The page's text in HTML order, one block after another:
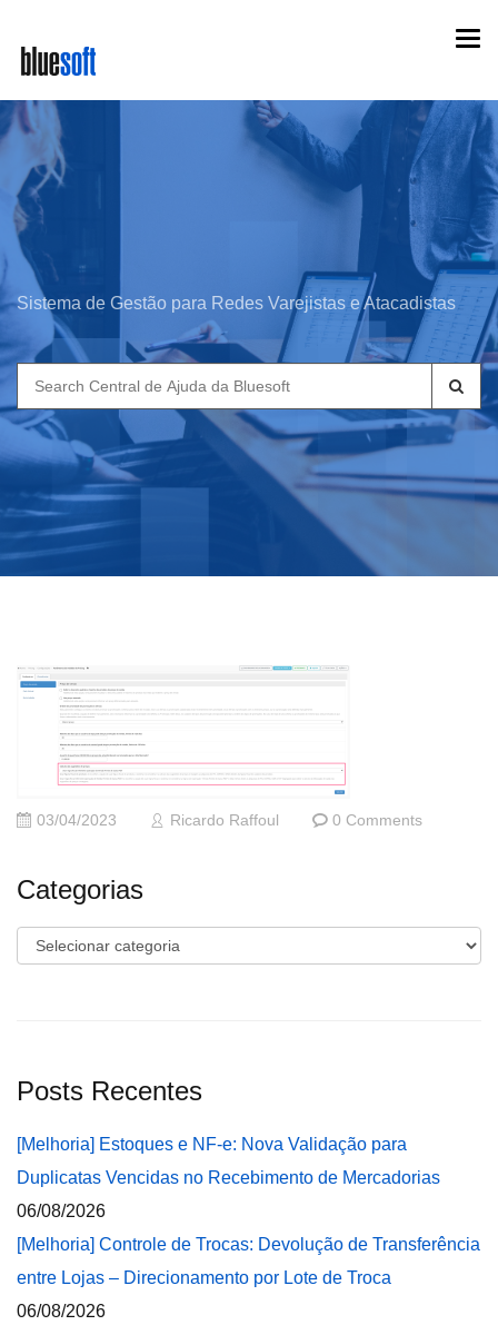
main
content
Sistema de Gestão para Redes Varejistas e Atacadistas
Search
for:
03/04/2023 Ricardo Raffoul 0 Comments
Categorias
Categorias
Posts Recentes
[Melhoria] Estoques e NF-e: Nova Validação para
Duplicatas Vencidas no Recebimento de Mercadorias
06/08/2026
[Melhoria] Controle de Trocas: Devolução de Transferência
entre Lojas – Direcionamento por Lote de Troca
06/08/2026